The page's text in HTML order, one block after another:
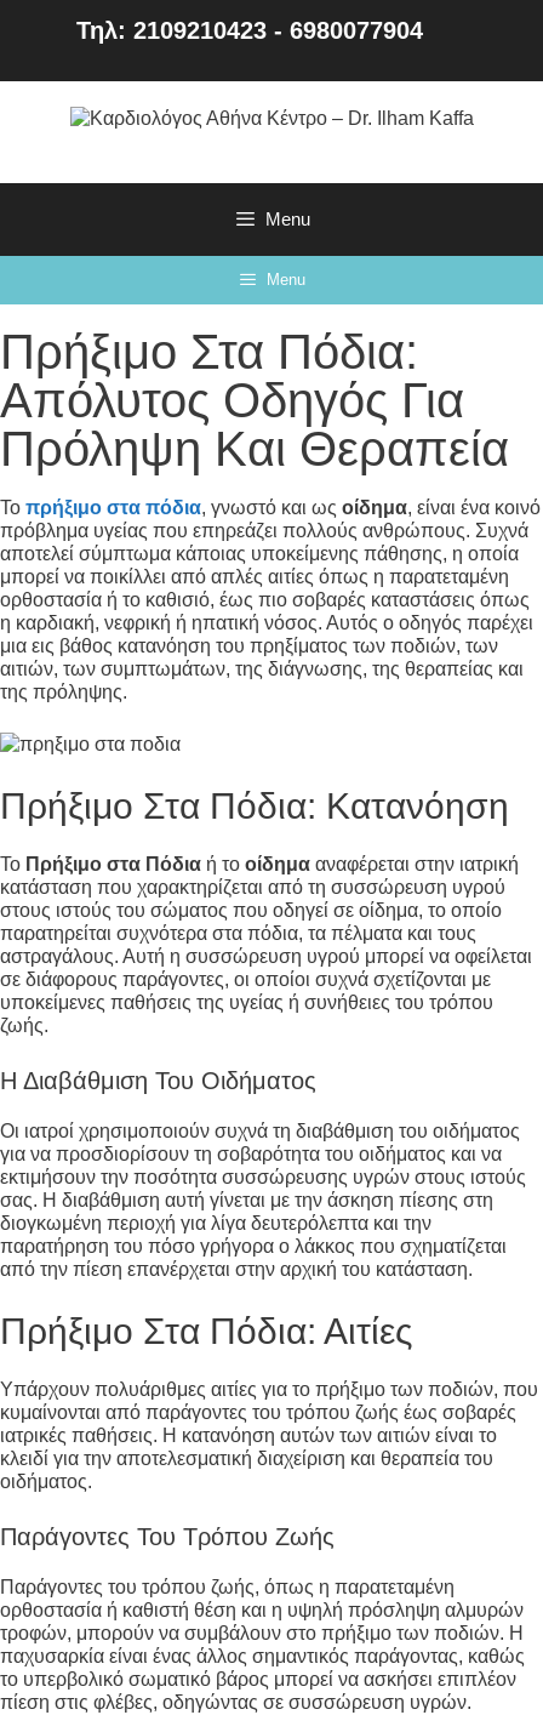
Τηλ: 2109210423 - 6980077904
Menu
Menu
Πρήξιμο Στα Πόδια:
Απόλυτος Οδηγός Για
Πρόληψη Και Θεραπεία
Το πρήξιμο στα πόδια, γνωστό και ως οίδημα, είναι ένα κοινό
πρόβλημα υγείας που επηρεάζει πολλούς ανθρώπους. Συχνά
αποτελεί σύμπτωμα κάποιας υποκείμενης πάθησης, η οποία
μπορεί να ποικίλλει από απλές αιτίες όπως η παρατεταμένη
ορθοστασία ή το καθισιό, έως πιο σοβαρές καταστάσεις όπως
η καρδιακή, νεφρική ή ηπατική νόσος. Αυτός ο οδηγός παρέχει
μια εις βάθος κατανόηση του πρηξίματος των ποδιών, των
αιτιών, των συμπτωμάτων, της διάγνωσης, της θεραπείας και
της πρόληψης.
Πρήξιμο Στα Πόδια: Κατανόηση
Το Πρήξιμο στα Πόδια ή το οίδημα αναφέρεται στην ιατρική
κατάσταση που χαρακτηρίζεται από τη συσσώρευση υγρού
στους ιστούς του σώματος που οδηγεί σε οίδημα, το οποίο
παρατηρείται συχνότερα στα πόδια, τα πέλματα και τους
αστραγάλους. Αυτή η συσσώρευση υγρού μπορεί να οφείλεται
σε διάφορους παράγοντες, οι οποίοι συχνά σχετίζονται με
υποκείμενες παθήσεις της υγείας ή συνήθειες του τρόπου
ζωής.
Η Διαβάθμιση Του Οιδήματος
Οι ιατροί χρησιμοποιούν συχνά τη διαβάθμιση του οιδήματος
για να προσδιορίσουν τη σοβαρότητα του οιδήματος και να
εκτιμήσουν την ποσότητα συσσώρευσης υγρών στους ιστούς
σας. Η διαβάθμιση αυτή γίνεται με την άσκηση πίεσης στη
διογκωμένη περιοχή για λίγα δευτερόλεπτα και την
παρατήρηση του πόσο γρήγορα ο λάκκος που σχηματίζεται
από την πίεση επανέρχεται στην αρχική του κατάσταση.
Πρήξιμο Στα Πόδια: Αιτίες
Υπάρχουν πολυάριθμες αιτίες για το πρήξιμο των ποδιών, που
κυμαίνονται από παράγοντες του τρόπου ζωής έως σοβαρές
ιατρικές παθήσεις. Η κατανόηση αυτών των αιτιών είναι το
κλειδί για την αποτελεσματική διαχείριση και θεραπεία του
οιδήματος.
Παράγοντες Του Τρόπου Ζωής
Παράγοντες του τρόπου ζωής, όπως η παρατεταμένη
ορθοστασία ή καθιστή θέση και η υψηλή πρόσληψη αλμυρών
τροφών, μπορούν να συμβάλουν στο πρήξιμο των ποδιών. Η
παχυσαρκία είναι ένας άλλος σημαντικός παράγοντας, καθώς
το υπερβολικό σωματικό βάρος μπορεί να ασκήσει επιπλέον
πίεση στις φλέβες, οδηγώντας σε συσσώρευση υγρών.